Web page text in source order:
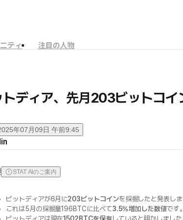
ティ
注目の人物
トディア、先月203ビットコイ
年07月09日 午前9:45
STAT AIのご案内
ビットディアが6月に203ビットコインを採掘したと発表しま
これは5月の採掘量196BTCに比べて3.5%増加した数値です。